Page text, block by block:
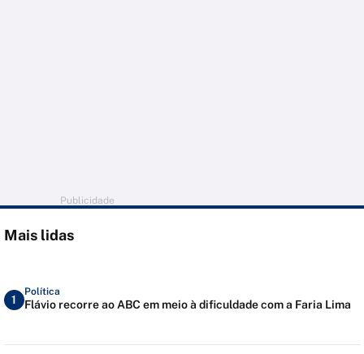
Publicidade
Mais lidas
1
Política
Flávio recorre ao ABC em meio à dificuldade com a Faria Lima